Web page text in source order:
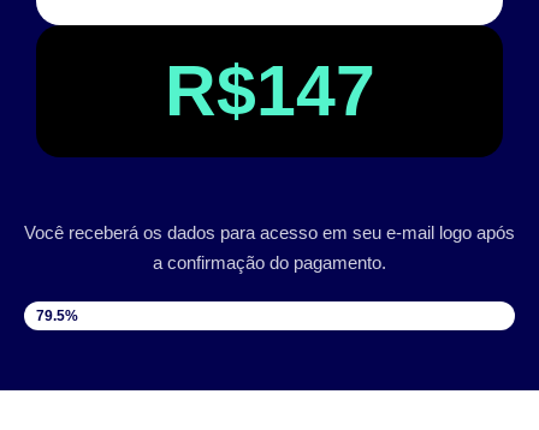
R$147
Você receberá os dados para acesso em seu e-mail logo após
a confirmação do pagamento.
VAGAS DISPONÍVEIS
79.5%